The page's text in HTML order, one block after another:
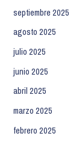
septiembre 2025
agosto 2025
julio 2025
junio 2025
abril 2025
marzo 2025
febrero 2025